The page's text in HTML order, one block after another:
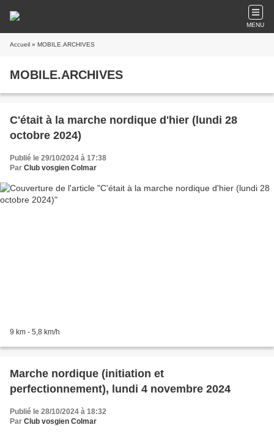
MENU
Accueil » MOBILE.ARCHIVES
MOBILE.ARCHIVES
C'était à la marche nordique d'hier (lundi 28
octobre 2024)
Publié le 29/10/2024 à 17:38
Par Club vosgien Colmar
9 km - 5,8 km/h
Marche nordique (initiation et
perfectionnement), lundi 4 novembre 2024
Publié le 28/10/2024 à 18:32
Par Club vosgien Colmar